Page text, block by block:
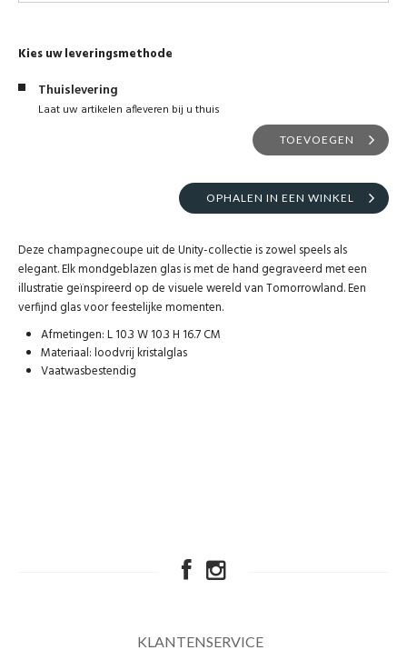
Kies uw leveringsmethode
Thuislevering
Laat uw artikelen afleveren bij u thuis
TOEVOEGEN
OPHALEN IN EEN WINKEL
Deze champagnecoupe uit de Unity-collectie is zowel speels als
elegant. Elk mondgeblazen glas is met de hand gegraveerd met een
illustratie geïnspireerd op de visuele wereld van Tomorrowland. Een
verfijnd glas voor feestelijke momenten.
Afmetingen: L 10.3 W 10.3 H 16.7 CM
Materiaal: loodvrij kristalglas
Vaatwasbestendig
KLANTENSERVICE